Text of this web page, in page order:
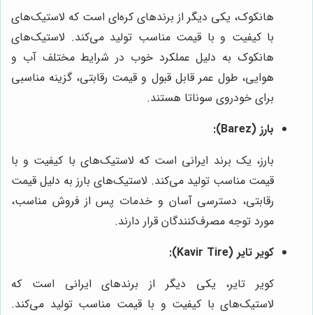
هانکوک، یکی دیگر از برندهای کره‌ای است که لاستیک‌های
با کیفیت و با قیمت مناسب تولید می‌کند. لاستیک‌های
هانکوک به دلیل عملکرد خوب در شرایط مختلف آب و
هوایی، طول عمر قابل قبول و قیمت رقابتی، گزینه مناسبی
برای خودروی سوناتا هستند.
بارز (Barez):
بارز، یک برند ایرانی است که لاستیک‌های با کیفیت و با
قیمت مناسب تولید می‌کند. لاستیک‌های بارز به دلیل قیمت
رقابتی، دسترسی آسان و خدمات پس از فروش مناسب،
مورد توجه مصرف‌کنندگان قرار دارند.
کویر تایر (Kavir Tire):
کویر تایر، یکی دیگر از برندهای ایرانی است که
لاستیک‌های با کیفیت و با قیمت مناسب تولید می‌کند.